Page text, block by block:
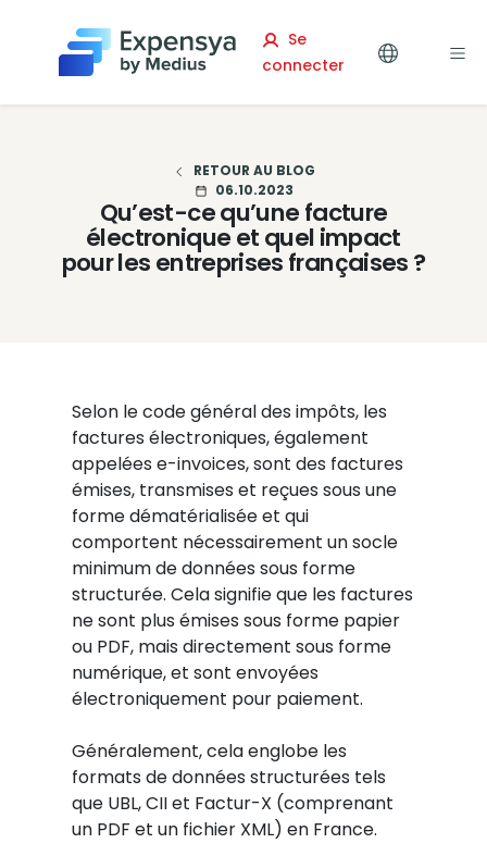
Expensya
Se
connecter
RETOUR AU BLOG
06.10.2023
Qu’est-ce qu’une facture
électronique et quel impact
pour les entreprises françaises ?
Selon le code général des impôts, les
factures électroniques, également
appelées e-invoices, sont des factures
émises, transmises et reçues sous une
forme dématérialisée et qui
comportent nécessairement un socle
minimum de données sous forme
structurée. Cela signifie que les factures
ne sont plus émises sous forme papier
ou PDF, mais directement sous forme
numérique, et sont envoyées
électroniquement pour paiement.
Généralement, cela englobe les
formats de données structurées tels
que UBL, CII et Factur-X (comprenant
un PDF et un fichier XML) en France.